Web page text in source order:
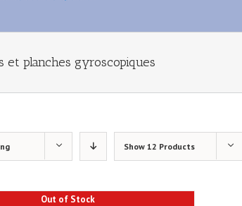
et planches gyroscopiques
Show 12 Products
Out of Stock